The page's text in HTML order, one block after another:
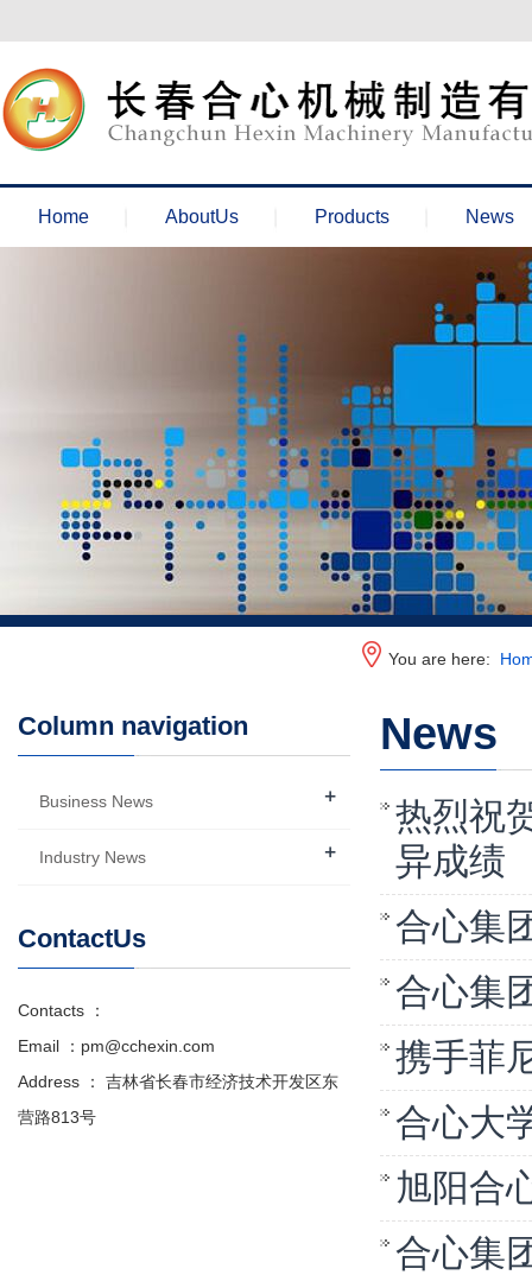
Home AboutUs Products News
You are here:
News
热烈祝
异成绩
合心集
合心集
携手菲
合心大
旭阳合
合心集
Column navigation
Business News +
Industry News +
ContactUs
Contacts ：
Email ：pm@cchexin.com
Address ： 吉林省长春市经济技术开发区东
营路813号